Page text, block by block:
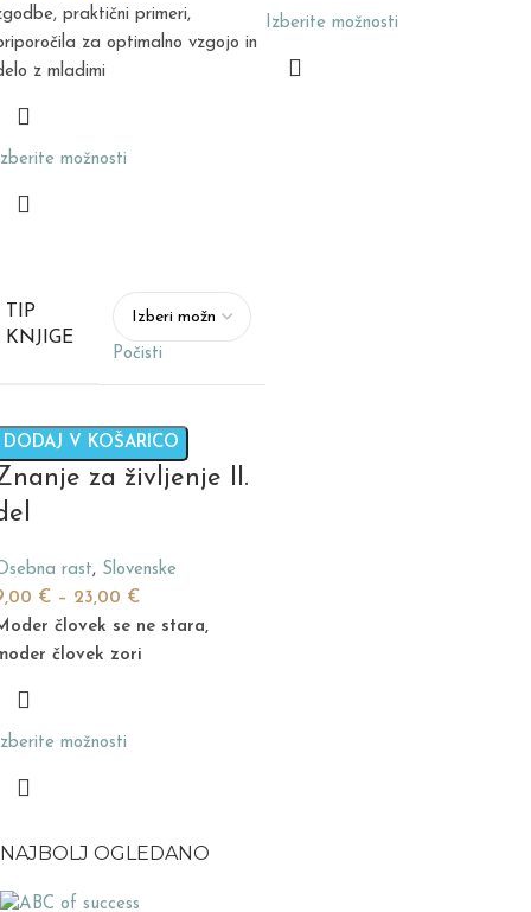
NAJBOLJ OGLEDANO
praktični primeri,
za optimalno vzgojo in
z mladimi
možnosti
Izberite možnosti
TIP
KNJIGE
Počisti
DODAJ V KOŠARICO
za življenje II.
rast, Slovenske
€ – 23,00 €
človek se ne stara,
človek zori
možnosti